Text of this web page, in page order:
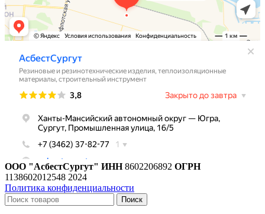
ООО "АсбестСургут" ИНН8602206892 ОГРН
1138602012548 2024
Политика конфиденциальности
Поиск